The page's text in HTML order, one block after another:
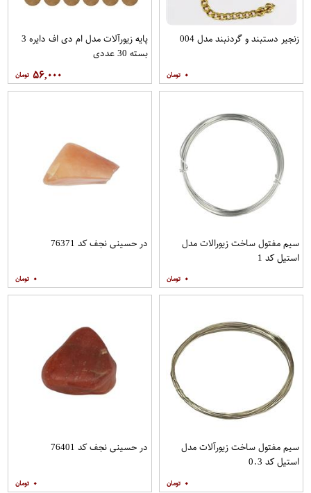
زنجیر دستبند و گردنبند مدل 004
۰
پایه زیورآلات مدل ام دی اف دایره 3
بسته 30 عددی
۵۶,۰۰۰
سیم مفتول ساخت زیورالات مدل
استیل کد 1
۰
در حسینی نجف کد 76371
۰
سیم مفتول ساخت زیورآلات مدل
استیل کد 0.3
۰
در حسینی نجف کد 76401
۰